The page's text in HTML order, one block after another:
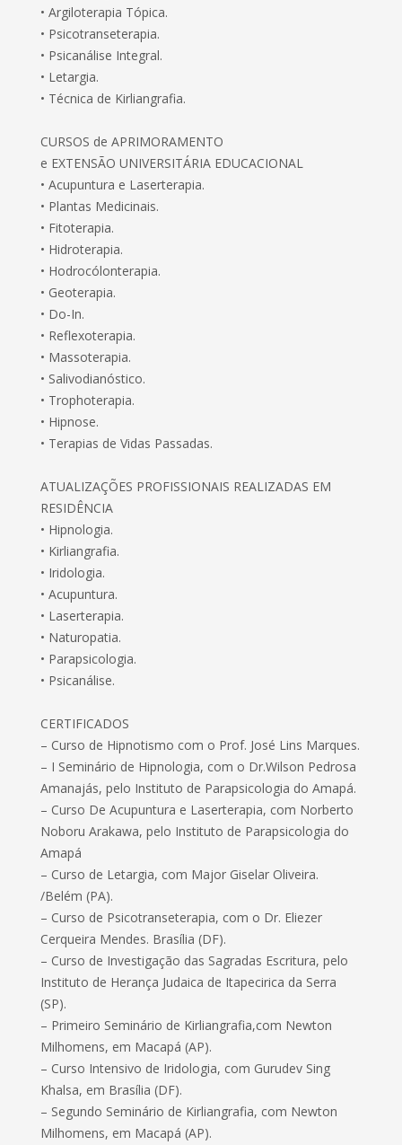
• Argiloterapia Tópica.
• Psicotranseterapia.
• Psicanálise Integral.
• Letargia.
• Técnica de Kirliangrafia.
CURSOS de APRIMORAMENTO
e EXTENSÃO UNIVERSITÁRIA EDUCACIONAL
• Acupuntura e Laserterapia.
• Plantas Medicinais.
• Fitoterapia.
• Hidroterapia.
• Hodrocólonterapia.
• Geoterapia.
• Do-In.
• Reflexoterapia.
• Massoterapia.
• Salivodianóstico.
• Trophoterapia.
• Hipnose.
• Terapias de Vidas Passadas.
ATUALIZAÇÕES PROFISSIONAIS REALIZADAS EM
RESIDÊNCIA
• Hipnologia.
• Kirliangrafia.
• Iridologia.
• Acupuntura.
• Laserterapia.
• Naturopatia.
• Parapsicologia.
• Psicanálise.
CERTIFICADOS
– Curso de Hipnotismo com o Prof. José Lins Marques.
– I Seminário de Hipnologia, com o Dr.Wilson Pedrosa
Amanajás, pelo Instituto de Parapsicologia do Amapá.
– Curso De Acupuntura e Laserterapia, com Norberto
Noboru Arakawa, pelo Instituto de Parapsicologia do
Amapá
– Curso de Letargia, com Major Giselar Oliveira.
/Belém (PA).
– Curso de Psicotranseterapia, com o Dr. Eliezer
Cerqueira Mendes. Brasília (DF).
– Curso de Investigação das Sagradas Escritura, pelo
Instituto de Herança Judaica de Itapecirica da Serra
(SP).
– Primeiro Seminário de Kirliangrafia,com Newton
Milhomens, em Macapá (AP).
– Curso Intensivo de Iridologia, com Gurudev Sing
Khalsa, em Brasília (DF).
– Segundo Seminário de Kirliangrafia, com Newton
Milhomens, em Macapá (AP).